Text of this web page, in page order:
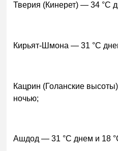
Тверия (Кинерет) — 34 °C
Кирьят-Шмона — 31 °C
Кацрин (Голанские
ночью;
Ашдод — 31 °C днем и 18